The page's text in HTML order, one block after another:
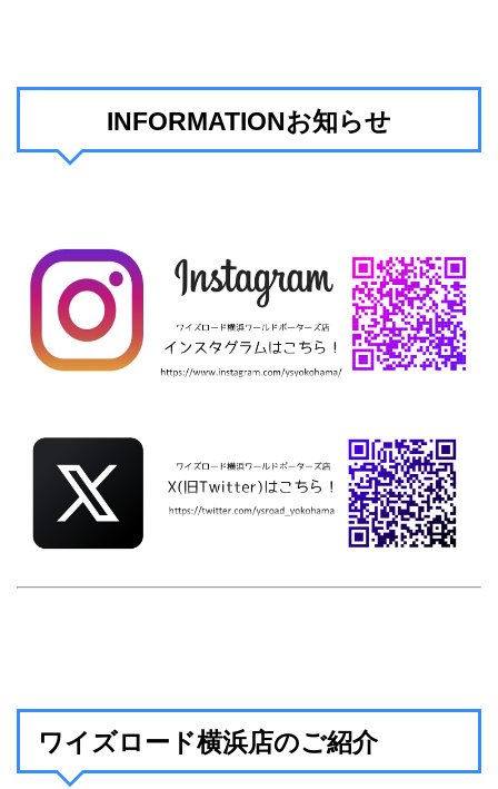
INFORMATIONお知らせ
ワイズロード横浜店のご紹介